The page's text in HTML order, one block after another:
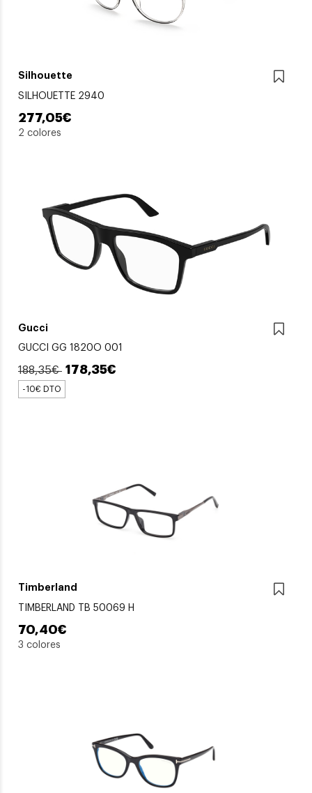
Silhouette
SILHOUETTE 2940
277,05€
2 colores
Gucci
GUCCI GG 1820O 001
188,35€ 178,35€
-10€ DTO
Timberland
TIMBERLAND TB 50069 H
70,40€
3 colores